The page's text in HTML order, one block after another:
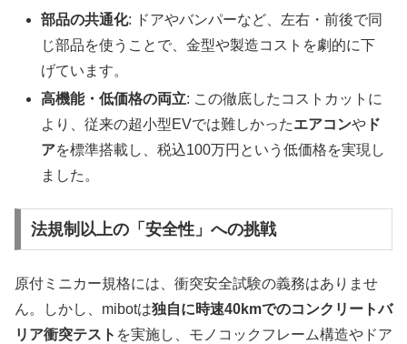
部品の共通化: ドアやバンパーなど、左右・前後で同
じ部品を使うことで、金型や製造コストを劇的に下
げています。
高機能・低価格の両立: この徹底したコストカットに
より、従来の超小型EVでは難しかったエアコンや ド
アを標準搭載し、税込100万円という低価格を実現し
ました。
法規制以上の「安全性」への挑戦
原付ミニカー規格には、衝突安全試験の義務はありませ
ん。しかし、mibotは独自に時速40kmでのコンクリートバ
リア衝突テスト を実施し、モノコックフレーム構造やドア